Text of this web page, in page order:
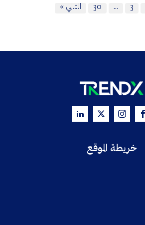
3
…
30 التالي »
خريطة الموقع